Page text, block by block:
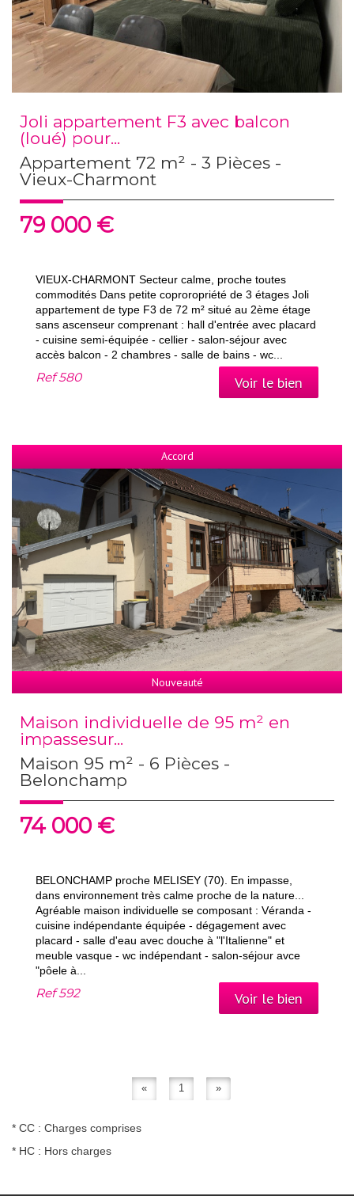
Joli appartement F3 avec balcon
(loué) pour...
Appartement 72 m² - 3 Pièces -
Vieux-Charmont
79 000 €
VIEUX-CHARMONT Secteur calme, proche toutes
commodités Dans petite coproropriété de 3 étages Joli
appartement de type F3 de 72 m² situé au 2ème étage
sans ascenseur comprenant : hall d'entrée avec placard
- cuisine semi-équipée - cellier - salon-séjour avec
accès balcon - 2 chambres - salle de bains - wc...
Ref580 Voir le bien
Accord
Nouveauté
Maison individuelle de 95 m² en
impassesur...
Maison 95 m² - 6 Pièces -
Belonchamp
74 000 €
BELONCHAMP proche MELISEY (70). En impasse,
dans environnement très calme proche de la nature...
Agréable maison individuelle se composant : Véranda -
cuisine indépendante équipée - dégagement avec
placard - salle d'eau avec douche à "l'Italienne" et
meuble vasque - wc indépendant - salon-séjour avce
"pôele à...
Ref592 Voir le bien
« 1 »
* CC : Charges comprises
* HC : Hors charges